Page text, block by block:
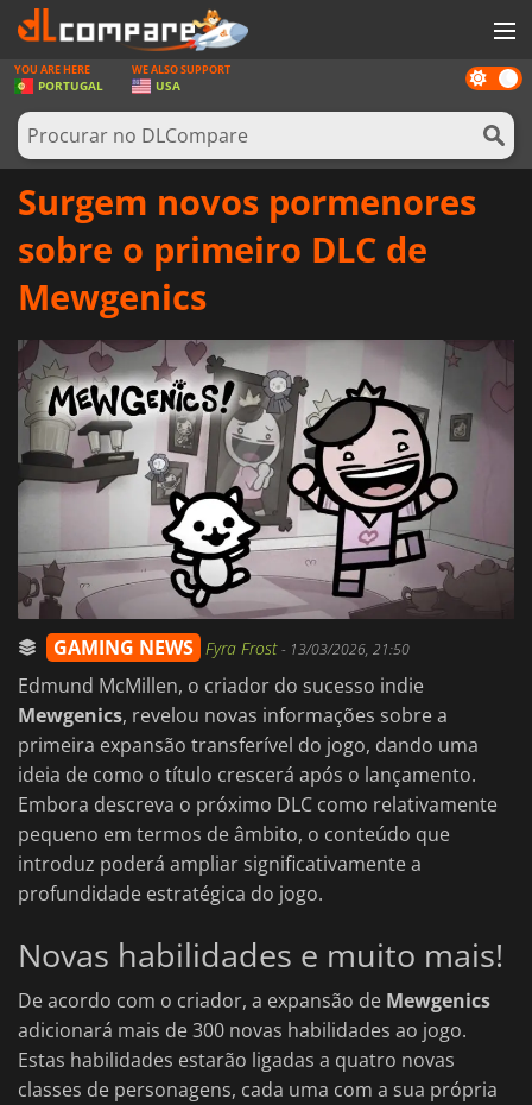
JOGOS
GAME CARDS
SOFTWARE
REWARDS
ENTRAR OU REGISTAR
Dark
mode
YOU ARE HERE
PORTUGAL
WE ALSO SUPPORT
USA
Surgem novos pormenores
sobre o primeiro DLC de
Mewgenics
GAMING NEWS Fyra Frost- 13/03/2026, 21:50
Edmund McMillen, o criador do sucesso indie
Mewgenics, revelou novas informações sobre a
primeira expansão transferível do jogo, dando uma
ideia de como o título crescerá após o lançamento.
Embora descreva o próximo DLC como relativamente
pequeno em termos de âmbito, o conteúdo que
introduz poderá ampliar significativamente a
profundidade estratégica do jogo.
Novas habilidades e muito mais!
De acordo com o criador, a expansão de Mewgenics
adicionará mais de 300 novas habilidades ao jogo.
Estas habilidades estarão ligadas a quatro novas
classes de personagens, cada uma com a sua própria